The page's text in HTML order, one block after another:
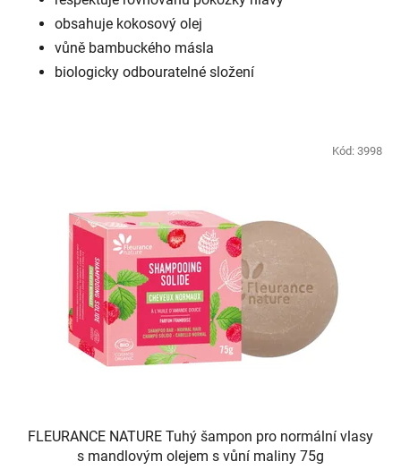
obsahuje kokosový olej
vůně bambuckého másla
biologicky odbouratelné složení
FLEURANCE NATURE Tuhý šampon pro normální vlasy
s mandlovým olejem s vůní maliny 75g
Kód: 3998